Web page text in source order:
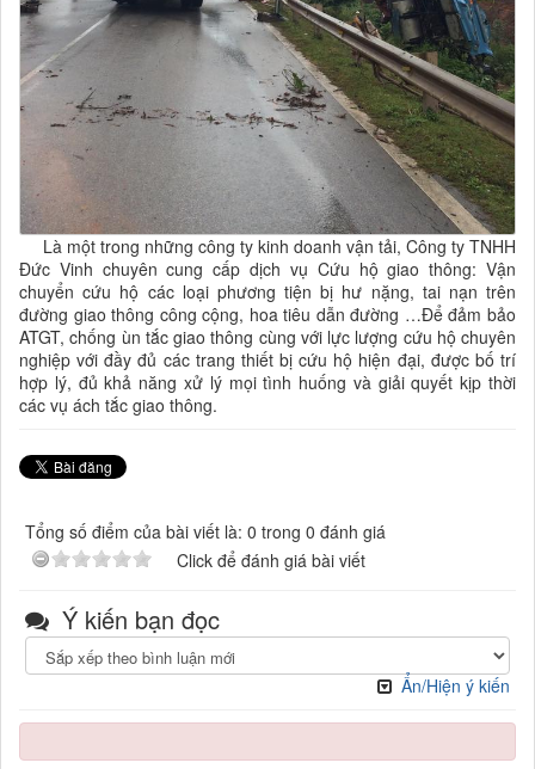
Là một trong những công ty kinh doanh vận tải, Công ty TNHH
Đức Vinh chuyên cung cấp dịch vụ Cứu hộ giao thông: Vận
chuyển cứu hộ các loại phương tiện bị hư nặng, tai nạn trên
đường giao thông công cộng, hoa tiêu dẫn đường …Để đảm bảo
ATGT, chống ùn tắc giao thông cùng với lực lượng cứu hộ chuyên
nghiệp với đầy đủ các trang thiết bị cứu hộ hiện đại, được bố trí
hợp lý, đủ khả năng xử lý mọi tình huống và giải quyết kịp thời
các vụ ách tắc giao thông.
Tổng số điểm của bài viết là: 0 trong 0 đánh giá
Click để đánh giá bài viết
Ý kiến bạn đọc
Ẩn/Hiện ý kiến